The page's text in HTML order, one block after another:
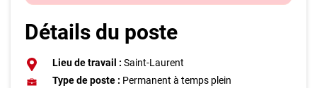
Détails du poste
Lieu de travail : Saint-Laurent
Type de poste : Permanent à temps plein